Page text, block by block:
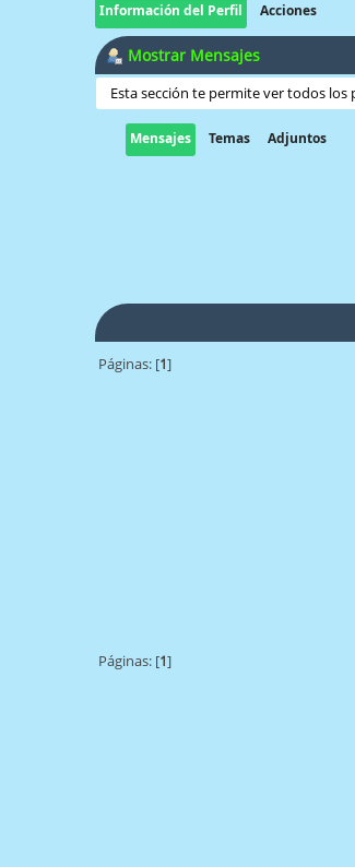
Información del Perfil Acciones
Mostrar Mensajes
Esta sección te permite ver todos
Mensajes Temas Adjuntos
Páginas: [1]
Páginas: [1]